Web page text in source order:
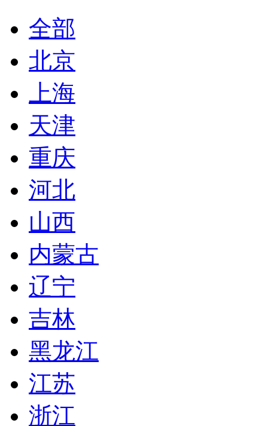
全部
北京
上海
天津
重庆
河北
山西
内蒙古
辽宁
吉林
黑龙江
江苏
浙江